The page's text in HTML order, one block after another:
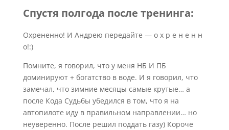
Спустя полгода после тренинга:
Охрененно! И Андрею передайте — о х р е н е н н
о!:)
Помните, я говорил, что у меня НБ И ПБ
доминируют + богатство в воде. И я говорил, что
замечал, что зимние месяцы самые крутые… а
после Кода Судьбы убедился в том, что я на
автопилоте иду в правильном направлении… но
неуверенно. После решил поддать газу) Короче